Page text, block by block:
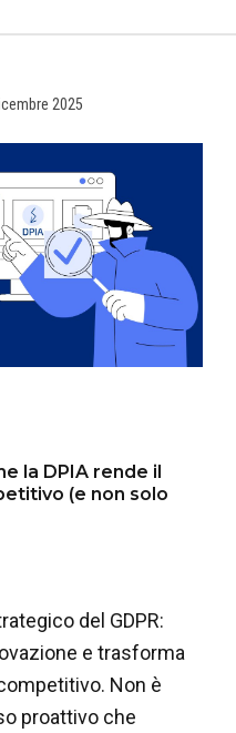
2025
la DPIA rende il
(e non solo
del GDPR:
e trasforma
Non è
proattivo che